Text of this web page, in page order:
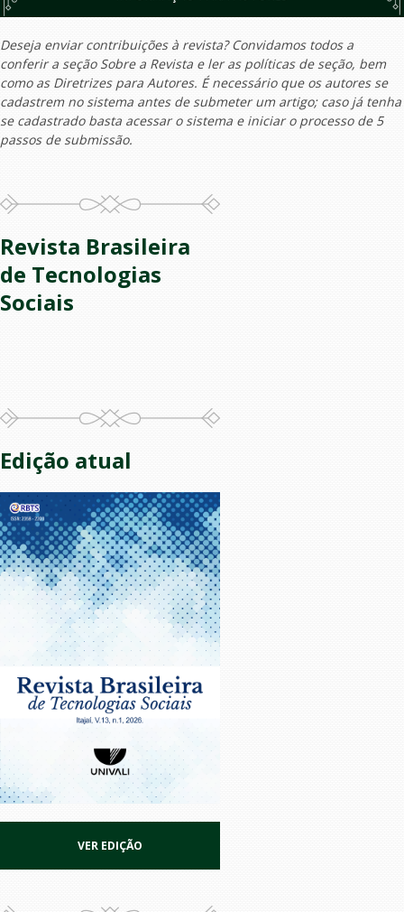
Deseja enviar contribuições à revista? Convidamos todos a
conferir a seção Sobre a Revista e ler as políticas de seção, bem
como as Diretrizes para Autores. É necessário que os autores se
cadastrem no sistema antes de submeter um artigo; caso já tenha
se cadastrado basta acessar o sistema e iniciar o processo de 5
passos de submissão.
Revista Brasileira
de Tecnologias
Sociais
Edição atual
VER EDIÇÃO